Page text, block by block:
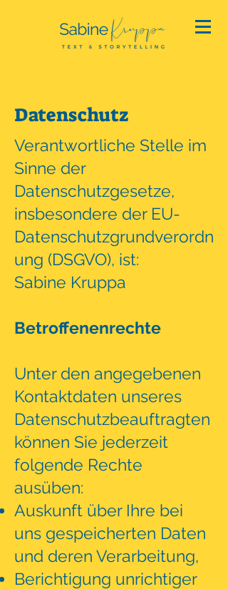
Datenschutz
Verantwortliche Stelle im
Sinne der
Datenschutzgesetze,
insbesondere der EU-
Datenschutzgrundverordn
ung (DSGVO), ist:
Sabine Kruppa
Betroffenenrechte
Unter den angegebenen
Kontaktdaten unseres
Datenschutzbeauftragten
können Sie jederzeit
folgende Rechte
ausüben:
Auskunft über Ihre bei
uns gespeicherten Daten
und deren Verarbeitung,
Berichtigung unrichtiger